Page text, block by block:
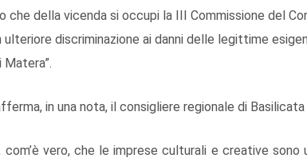
che della vicenda si occupi la III Commissione del
ulteriore discriminazione ai danni delle legittime
Matera”.
in una nota, il consigliere regionale di
com’è vero, che le imprese culturali e creative